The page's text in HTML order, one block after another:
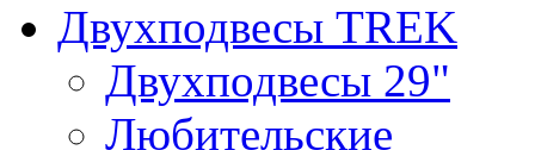
Двухподвесы TREK
Двухподвесы 29"
Любительские